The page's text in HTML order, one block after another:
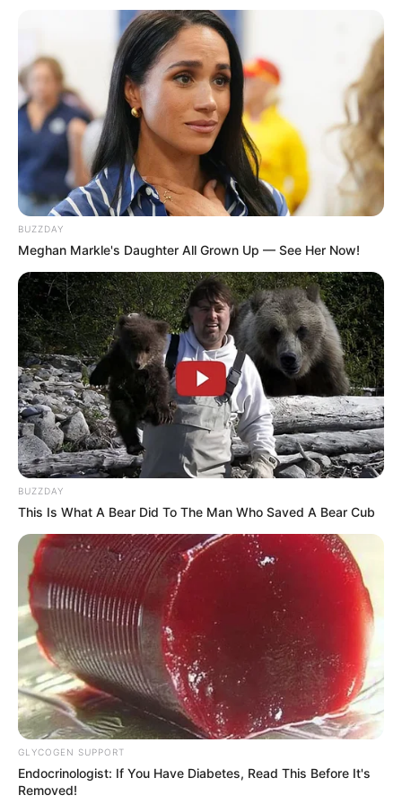
Le Tirage gagnant du pronostic
en or de Logic-Prono
Les meilleurs de ces pronostics sont sur la toute
nouvelle version du logiciel 100 % gratuitLogic-
Prono V3. Vous n’avez plus qu’à les sélectionner et
l’unique et super logiciel du Tiercé Quarté Quinté du
jour en fera la synthèse, ce qui sera peut-être le
meilleur pronostic PMU gagnant.
BUZZDAY
Meghan Markle's Daughter All Grown Up — See Her Now!
BUZZDAY
This Is What A Bear Did To The Man Who Saved A Bear Cub
GLYCOGEN SUPPORT
Endocrinologist: If You Have Diabetes, Read This Before It's
Removed!